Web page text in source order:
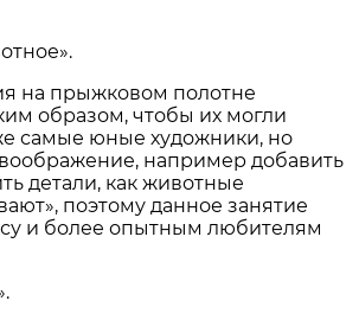
на прыжковом полотне
образом, чтобы их могли
самые юные художники, но
например добавить
детали, как животные
поэтому данное занятие
и более опытным любителям